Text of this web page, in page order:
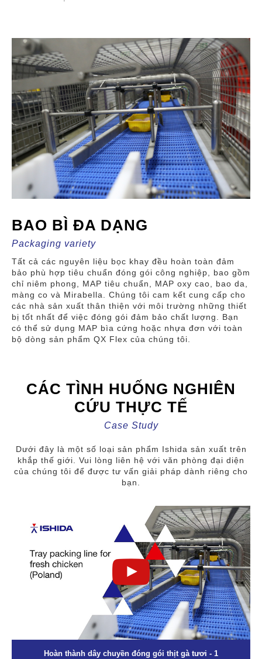
BAO BÌ ĐA DẠNG
Packaging variety
Tất cả các nguyên liệu bọc khay đều hoàn toàn đảm
bảo phù hợp tiêu chuẩn đóng gói công nghiệp, bao gồm
chỉ niêm phong, MAP tiêu chuẩn, MAP oxy cao, bao da,
màng co và Mirabella. Chúng tôi cam kết cung cấp cho
các nhà sản xuất thân thiện với môi trường những thiết
bị tốt nhất để việc đóng gói đảm bảo chất lượng. Bạn
có thể sử dụng MAP bìa cứng hoặc nhựa đơn với toàn
bộ dòng sản phẩm QX Flex của chúng tôi.
CÁC TÌNH HUỐNG NGHIÊN
CỨU THỰC TẾ
Case Study
Dưới đây là một số loại sản phẩm Ishida sản xuất trên
khắp thế giới. Vui lòng liên hệ với văn phòng đại diện
của chúng tôi để được tư vấn giải pháp dành riêng cho
bạn.
Hoàn thành dây chuyền đóng gói thịt gà tươi - 1